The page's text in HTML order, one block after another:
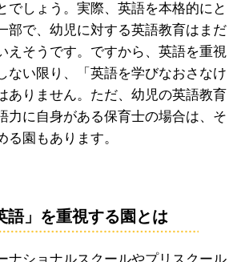
でしょう。実際、英語を本格的にと
部で、幼児に対する英語教育はまだ
えそうです。ですから、英語を重視
ない限り、「英語を学びなおさなけ
ありません。ただ、幼児の英語教育
力に自身がある保育士の場合は、そ
園もあります。
語」を重視する園とは